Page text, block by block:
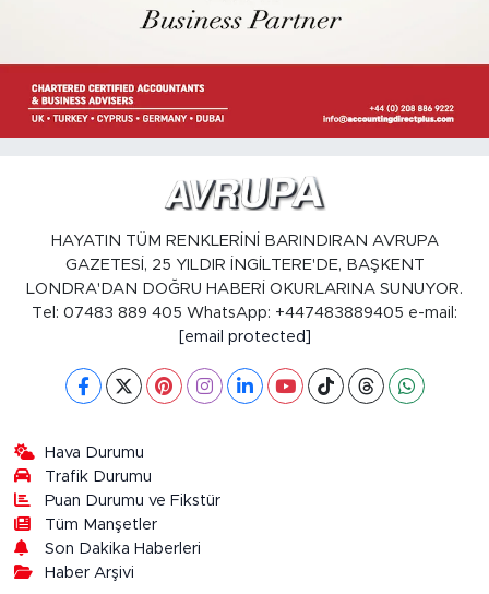
HAYATIN TÜM RENKLERİNİ BARINDIRAN AVRUPA
GAZETESİ, 25 YILDIR İNGİLTERE'DE, BAŞKENT
LONDRA'DAN DOĞRU HABERİ OKURLARINA SUNUYOR.
Tel: 07483 889 405 WhatsApp: +447483889405 e-mail:
[email protected]
Hava Durumu
Trafik Durumu
Puan Durumu ve Fikstür
Tüm Manşetler
Son Dakika Haberleri
Haber Arşivi